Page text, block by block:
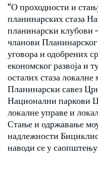
“О проходности и
планинарских стаза
планинарски клубови
чланови
уговора и одобрених
економског развоја и
осталих стаза
Планинарски савез
Национални паркови
локалне управе и
Стање и одржавање
надлежности
наводи се у саопштењу.